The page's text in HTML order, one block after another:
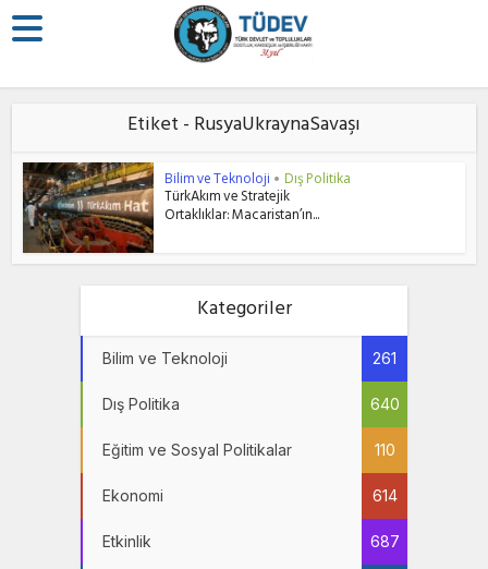
Etiket - RusyaUkraynaSavaşı
Bilim ve Teknoloji • Dış Politika
TürkAkım ve Stratejik
Ortaklıklar: Macaristan’ın...
Kategoriler
Bilim ve Teknoloji 261
Dış Politika 640
Eğitim ve Sosyal Politikalar 110
Ekonomi 614
Etkinlik 687